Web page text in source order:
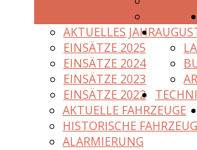
AKTUELLES JAHR
EINSÄTZE 2025
EINSÄTZE 2024
EINSÄTZE 2023
EINSÄTZE 2022
AKTUELLE FAHRZEUGE
HISTORISCHE
ALARMIERUNG